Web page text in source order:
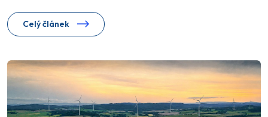
Celý článek